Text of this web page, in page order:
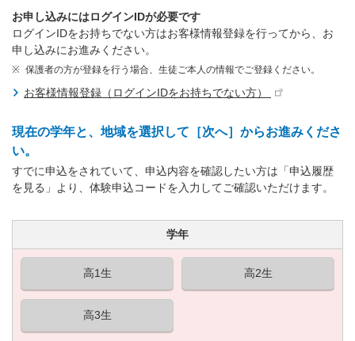
お申し込みにはログインIDが必要です
ログインIDをお持ちでない方はお客様情報登録を行ってから、お
申し込みにお進みください。
保護者の方が登録を行う場合、生徒ご本人の情報でご登録ください。
お客様情報登録（ログインIDをお持ちでない方）
現在の学年と、地域を選択して［次へ］からお進みくださ
い。
すでに申込をされていて、申込内容を確認したい方は「申込履歴
を見る」より、体験申込コードを入力してご確認いただけます。
学年
高1生 高2生
高3生